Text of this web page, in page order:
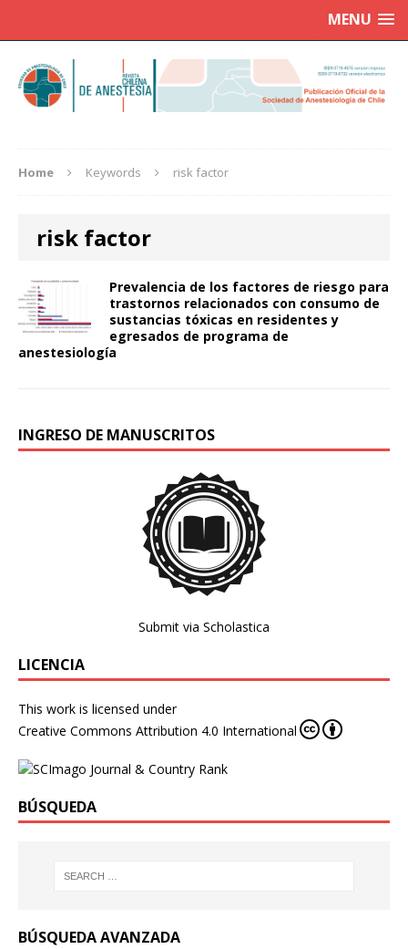
MENU
Home Keywords risk factor
risk factor
Prevalencia de los factores de riesgo para
trastornos relacionados con consumo de
sustancias tóxicas en residentes y
egresados de programa de
anestesiología
INGRESO DE MANUSCRITOS
Submit via Scholastica
LICENCIA
This work is licensed under
Creative Commons Attribution 4.0 International
BÚSQUEDA
BÚSQUEDA AVANZADA